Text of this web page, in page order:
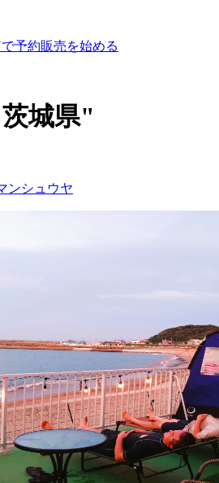
予約販売を始める
城県"
ンシュウヤ